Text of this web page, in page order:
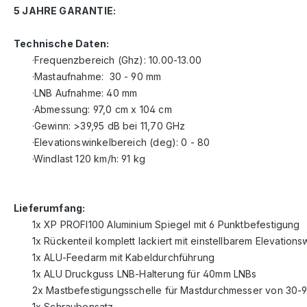
5 JAHRE GARANTIE:
Technische Daten:
·Frequenzbereich (Ghz): 10.00-13.00
·Mastaufnahme: 30 - 90 mm
·LNB Aufnahme: 40 mm
·Abmessung: 97,0 cm x 104 cm
·Gewinn: >39,95 dB bei 11,70 GHz
·Elevationswinkelbereich (deg): 0 - 80
·Windlast 120 km/h: 91 kg
Lieferumfang:
1x XP PROFI100 Aluminium Spiegel mit 6 Punktbefestigung
1x Rückenteil komplett lackiert mit einstellbarem
1x ALU-Feedarm mit Kabeldurchführung
1x ALU Druckguss LNB-Halterung für 40mm LNBs
2x Mastbefestigungsschelle für Mastdurchmesser von 30-